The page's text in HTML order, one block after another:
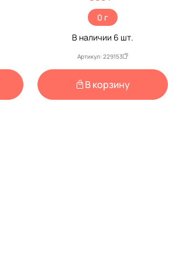
0 г
В наличии 6 шт.
Артикул: 229153
В корзину